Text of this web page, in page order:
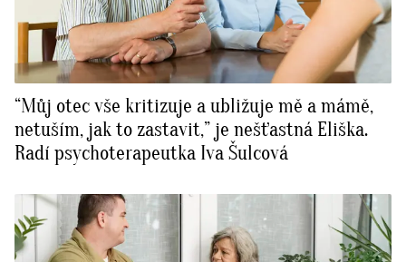
“Můj otec vše kritizuje a ubližuje mě a mámě,
netuším, jak to zastavit,” je nešťastná Eliška.
Radí psychoterapeutka Iva Šulcová